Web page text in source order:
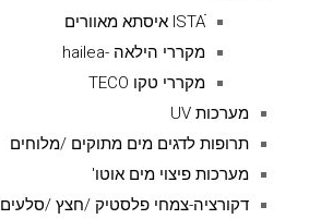
ISTAׁׂ איסתא מאוורים
מקררי הילאה -hailea
מקררי טקו TECO
מערכות UV
תרופות לדגים מים מתוקים /מלוחים
מערכות פיצוי מים אוטו'
דקורציה-צמחי פלסטיק /חצץ /סלעים